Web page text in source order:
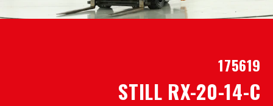
175619
STILL RX-20-14-C